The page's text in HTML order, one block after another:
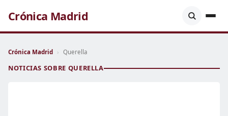
Crónica Madrid
Crónica Madrid › Querella
NOTICIAS SOBRE QUERELLA